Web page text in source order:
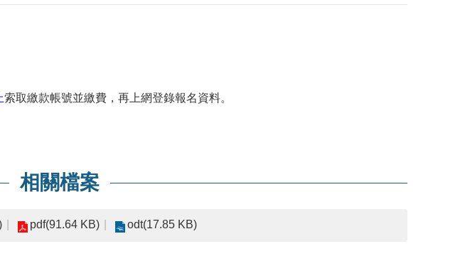
索取繳款帳號並繳費，再上網登錄報名資料。
相關檔案
pdf(91.64 KB) odt(17.85 KB)